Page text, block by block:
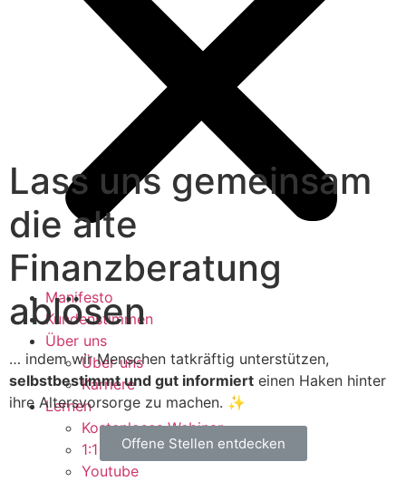
Manifesto
Kundenstimmen
Über uns
Über uns
Karriere
Lernen
Kostenloses Webinar
1:1 Beratung
Youtube
Lass uns gemeinsam
die alte
Finanzberatung
ablösen
… indem wir Menschen tatkräftig unterstützen,
selbstbestimmt und gut informiert einen Haken hinter
ihre Altersvorsorge zu machen. ✨
Offene Stellen entdecken